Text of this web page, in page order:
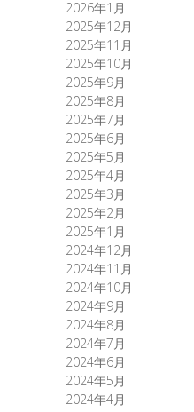
2026年1月
2025年12月
2025年11月
2025年10月
2025年9月
2025年8月
2025年7月
2025年6月
2025年5月
2025年4月
2025年3月
2025年2月
2025年1月
2024年12月
2024年11月
2024年10月
2024年9月
2024年8月
2024年7月
2024年6月
2024年5月
2024年4月